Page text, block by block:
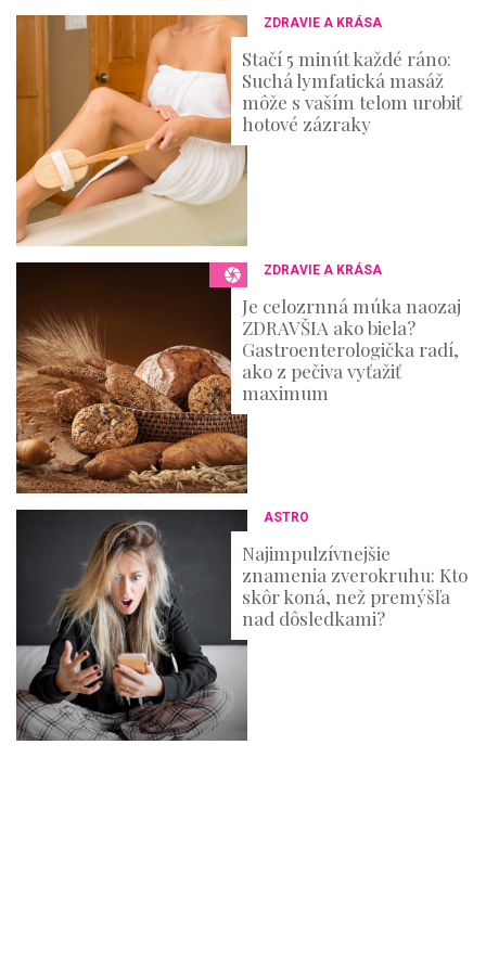
ZDRAVIE A KRÁSA
Stačí 5 minút každé ráno:
Suchá lymfatická masáž
môže s vaším telom urobiť
hotové zázraky
ZDRAVIE A KRÁSA
Je celozrnná múka naozaj
ZDRAVŠIA ako biela?
Gastroenterologička radí,
ako z pečiva vyťažiť
maximum
ASTRO
Najimpulzívnejšie
znamenia zverokruhu: Kto
skôr koná, než premýšľa
nad dôsledkami?